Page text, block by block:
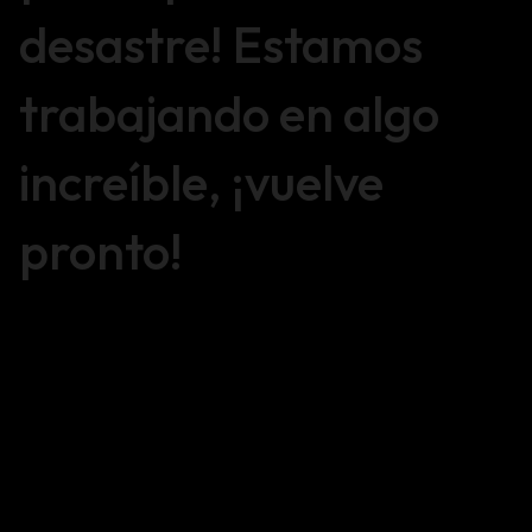
desastre! Estamos
trabajando en algo
increíble, ¡vuelve
pronto!